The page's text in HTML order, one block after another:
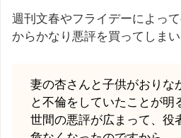
週刊文春やフライデーによっ
からかなり悪評を買ってしまい
妻の杏さんと子供がおりな
と不倫をしていたことが明
世間の悪評が広まって、役